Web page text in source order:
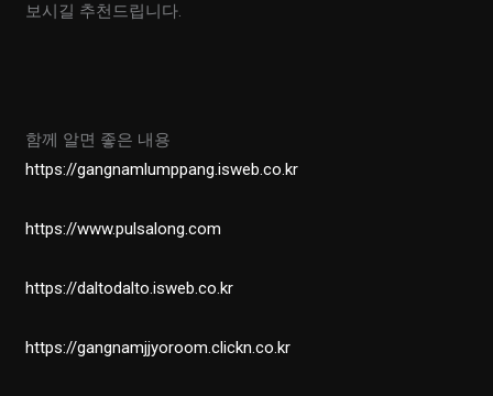
보시길 추천드립니다.
함께 알면 좋은 내용
https://gangnamlumppang.isweb.co.kr
https://www.pulsalong.com
https://daltodalto.isweb.co.kr
https://gangnamjjyoroom.clickn.co.kr